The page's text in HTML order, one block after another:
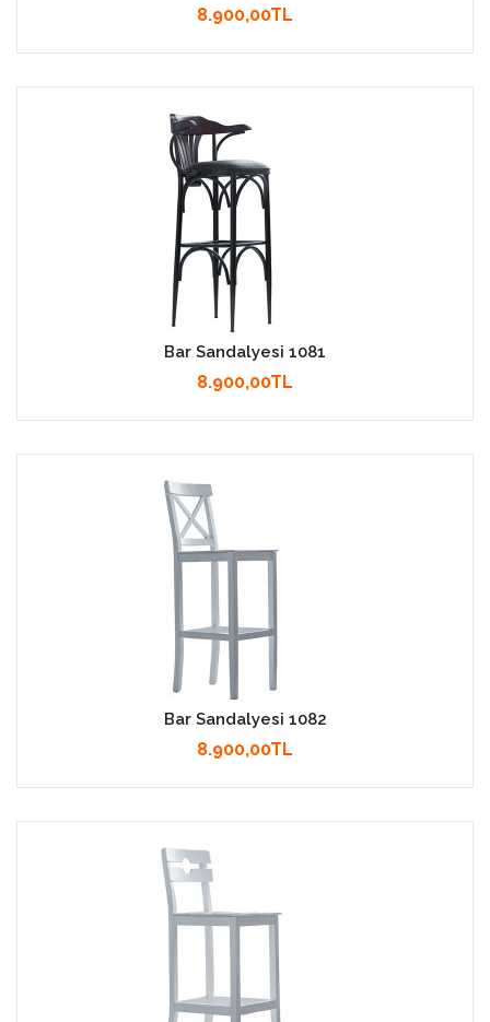
8.900,00TL
Bar Sandalyesi 1081
8.900,00TL
Bar Sandalyesi 1082
8.900,00TL